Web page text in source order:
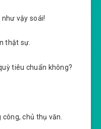
vậy soái!
thật sự.
tiêu chuẩn không?
chủ thụ văn.